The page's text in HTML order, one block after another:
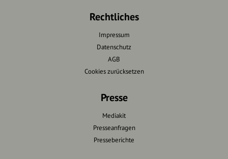
Rechtliches
Impressum
Datenschutz
AGB
Cookies zurücksetzen
Presse
Mediakit
Presseanfragen
Presseberichte